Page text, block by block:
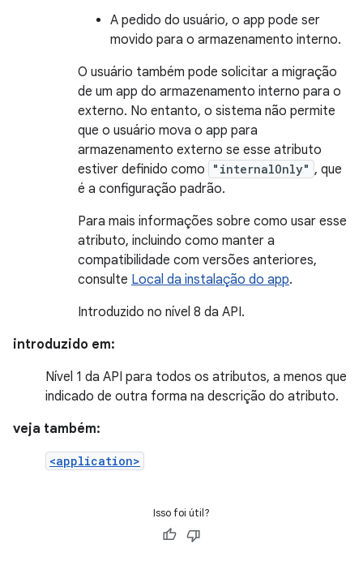
A pedido do usuário, o app pode ser
movido para o armazenamento interno.
O usuário também pode solicitar a migração
de um app do armazenamento interno para o
externo. No entanto, o sistema não permite
que o usuário mova o app para
armazenamento externo se esse atributo
estiver definido como
"internalOnly" , que
é a configuração padrão.
Para mais informações sobre como usar esse
atributo, incluindo como manter a
compatibilidade com versões anteriores,
consulte Local da instalação do app.
Introduzido no nível 8 da API.
introduzido em:
Nível 1 da API para todos os atributos, a menos que
indicado de outra forma na descrição do atributo.
veja também:
<application>
Isso foi útil?